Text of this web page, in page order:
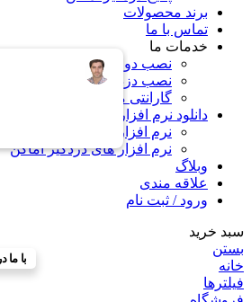
برند محصولات
تماس با ما
خدمات ما
نصب دوربین مداربسته در کرج
نصب دزدگیر اماکن در کرج
گارانتی محصولات
دانلود نرم افزار
نرم افزار های دوربین
نرم افزار های دزدگیر اماکن
وبلاگ
علاقه مندی
ورود / ثبت نام
سبد خرید
بستن
با ما
خانه
فیلترها